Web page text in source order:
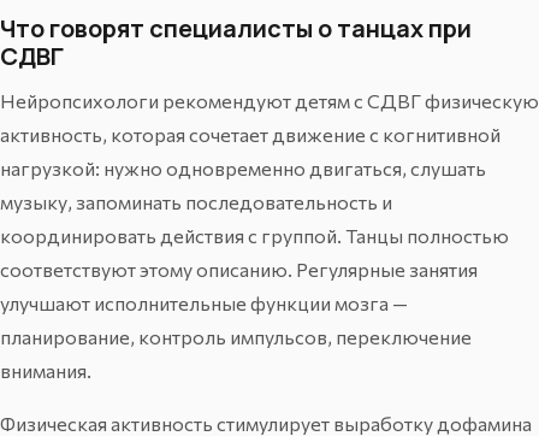
Что говорят специалисты о танцах при
СДВГ
Нейропсихологи рекомендуют детям с СДВГ физическую
активность, которая сочетает движение с когнитивной
нагрузкой: нужно одновременно двигаться, слушать
музыку, запоминать последовательность и
координировать действия с группой. Танцы полностью
соответствуют этому описанию. Регулярные занятия
улучшают исполнительные функции мозга —
планирование, контроль импульсов, переключение
внимания.
Физическая активность стимулирует выработку дофамина